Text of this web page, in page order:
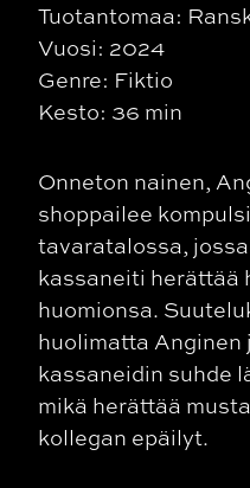
Tuotantomaa:
Vuosi: 2024
Genre: Fiktio
Kesto: 36 min
Onneton nainen,
shoppailee
tavaratalossa,
kassaneiti herättää
huomionsa.
huolimatta Anginen
kassaneidin suhde
mikä herättää
kollegan epäilyt.